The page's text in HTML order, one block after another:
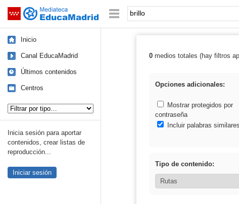
Saltar navegación Palabra o frase:
Inicio
Canal EducaMadrid
Últimos contenidos
Centros
Inicia sesión para aportar
contenidos, crear listas de
reproducción...
Iniciar sesión
Resultados de:
0medios totales (hay filtros
Opciones adicionales:
Mostrar protegidos por
contraseña
Incluir palabras similares
Tipo de contenido: